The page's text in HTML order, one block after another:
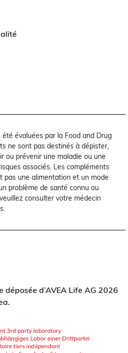
évaluées par la Food and Drug
ne sont pas destinés à dépister,
ou prévenir une maladie ou une
associés. Les compléments
pas une alimentation et un mode
problème de santé connu ou
consulter votre médecin
d’AVEA Life AG 2026